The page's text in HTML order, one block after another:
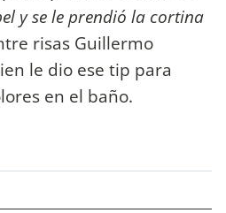
y se le prendió la cortina
risas Guillermo
le dio ese tip para
en el baño.